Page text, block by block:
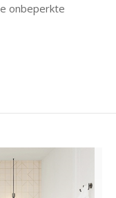
onbeperkte